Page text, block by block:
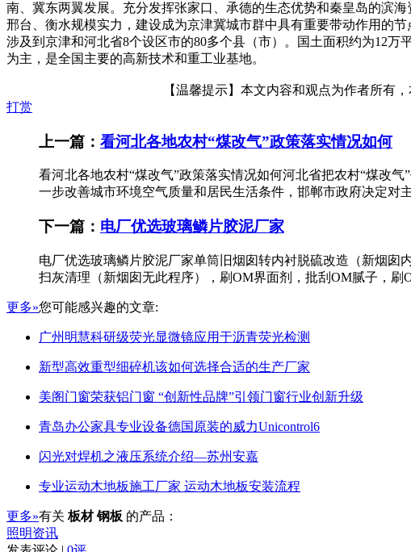
南、冀东两翼发展。充分发挥张家口、承德的生态优势和秦皇岛的滨
邢台、衡水规模实力，建设成为京津冀城市群中具有重要带动作用的
涉及到京津和河北省8个设区市的80多个县（市）。国土面积约为12万
为主，是全国主要的高新技术和重工业基地。
【温馨提示】本文内容和观点为作者所有
打赏
上一篇： 看河北各地农村“煤改气”政策落实情况如何
看河北各地农村“煤改气”政策落实情况如何河北省把农村“煤改
一步改善城市环境空气质量和居民生活条件，邯郸市政府决定对
下一篇： 电厂优选玻璃鳞片胶泥厂家
电厂优选玻璃鳞片胶泥厂家单筒旧烟囱转内衬脱硫改造（新烟囱
扫灰清理（新烟囱无此程序），刷OM界面剂，批刮OM腻子，
更多»您可能感兴趣的文章:
广州明慧科研级荧光显微镜应用于沥青荧光检测
新型高效重型细碎机该如何选择合适的生产厂家
美阁门窗荣获铝门窗 “创新性品牌”引领门窗行业创新升级
青岛办公家具专业设备德国原装的威力Unicontrol6
闪光对焊机之液压系统介绍—苏州安嘉
专业运动木地板施工厂家 运动木地板安装流程
更多»有关 板材 钢板 的产品：
照明资讯